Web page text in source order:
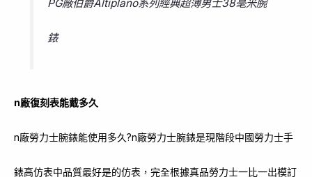
PG廠伯爵Altiplano系列經典超薄男士38毫米腕
錶
n廠復刻表能戴多久
n廠勞力士腕錶能使用多久?n廠勞力士腕錶是現階段中國勞力士手
錶高仿表中品質最好是的仿表，完全根據真品勞力士一比一出模訂